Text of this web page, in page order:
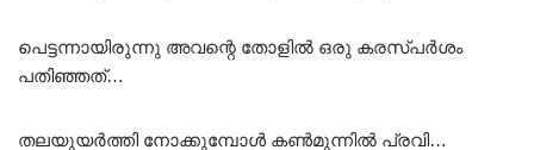
പെട്ടന്നായിരുന്നു അവന്റെ തോളിൽ ഒരു കരസ്പർശം
പതിഞ്ഞത്…
തലയുയർത്തി നോക്കുമ്പോൾ കൺമുന്നിൽ പ്രവി…